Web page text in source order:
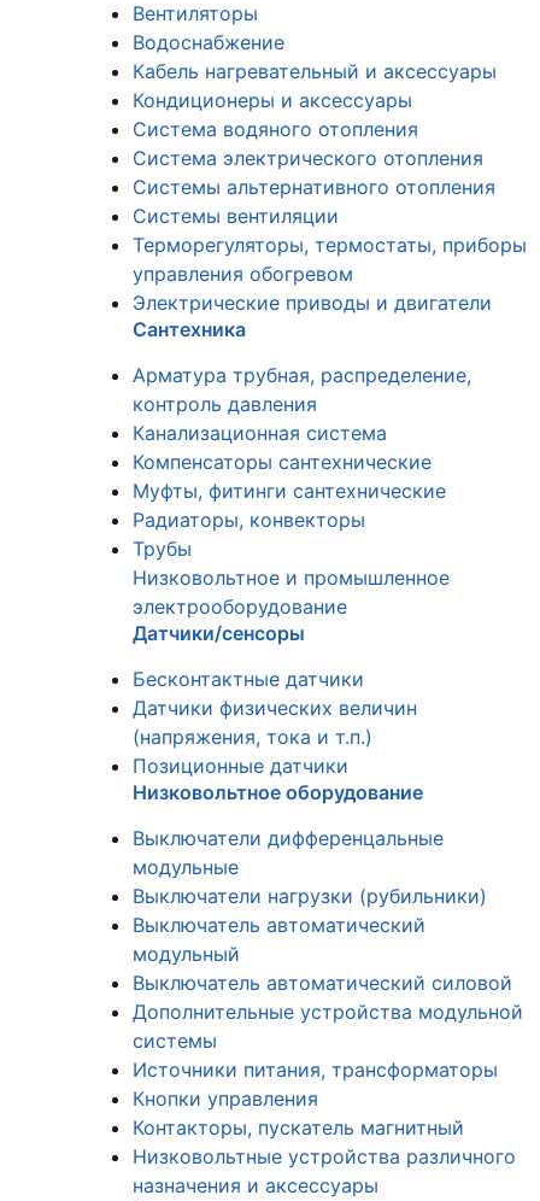
Вентиляторы
Водоснабжение
Кабель нагревательный и аксессуары
Кондиционеры и аксессуары
Система водяного отопления
Система электрического отопления
Системы альтернативного отопления
Системы вентиляции
Терморегуляторы, термостаты, приборы
управления обогревом
Электрические приводы и двигатели
Сантехника
Арматура трубная, распределение,
контроль давления
Канализационная система
Компенсаторы сантехнические
Муфты, фитинги сантехнические
Радиаторы, конвекторы
Трубы
Низковольтное и промышленное
электрооборудование
Датчики/сенсоры
Бесконтактные датчики
Датчики физических величин
(напряжения, тока и т.п.)
Позиционные датчики
Низковольтное оборудование
Выключатели дифференцальные
модульные
Выключатели нагрузки (рубильники)
Выключатель автоматический
модульный
Выключатель автоматический силовой
Дополнительные устройства модульной
системы
Источники питания, трансформаторы
Кнопки управления
Контакторы, пускатель магнитный
Низковольтные устройства различного
назначения и аксессуары